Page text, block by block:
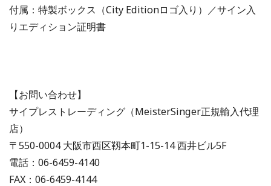
付属：特製ボックス（City Editionロゴ入り）／サイン入
りエディション証明書
【お問い合わせ】
サイプレストレーディング（MeisterSinger正規輸入代理
店）
〒550-0004 大阪市西区靱本町1-15-14 西井ビル5F
電話：06-6459-4140
FAX：06-6459-4144